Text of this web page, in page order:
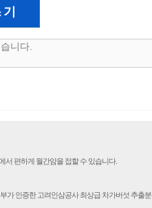
서 편하게 월간암을 접할 수 있습니다.
가 인증한 고려인삼공사 최상급 차가버섯 추출